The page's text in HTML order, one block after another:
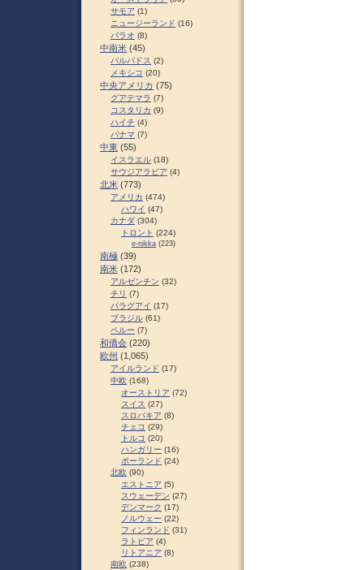
サモア (1)
ニュージーランド (16)
パラオ (8)
中南米 (45)
バルバドス (2)
メキシコ (20)
中央アメリカ (75)
グアテマラ (7)
コスタリカ (9)
ハイチ (4)
パナマ (7)
中東 (55)
イスラエル (18)
サウジアラビア (4)
北米 (773)
アメリカ (474)
ハワイ (47)
カナダ (304)
トロント (224)
e-nikka (223)
南極 (39)
南米 (172)
アルゼンチン (32)
チリ (7)
パラグアイ (17)
ブラジル (61)
ペルー (7)
和僑会 (220)
欧州 (1,065)
アイルランド (17)
中欧 (168)
オーストリア (72)
スイス (27)
スロパキア (8)
チェコ (29)
トルコ (20)
ハンガリー (16)
ポーランド (24)
北欧 (90)
エストニア (5)
スウェーデン (27)
デンマーク (17)
ノルウェー (22)
フィンランド (31)
ラトビア (4)
リトアニア (8)
南欧 (238)